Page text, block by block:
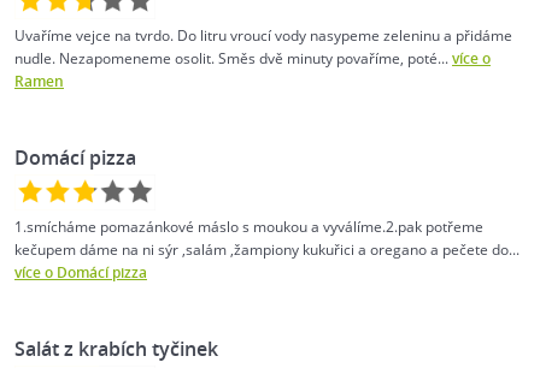
Uvaříme vejce na tvrdo. Do litru vroucí vody nasypeme zeleninu a přidáme
nudle. Nezapomeneme osolit. Směs dvě minuty povaříme, poté...více o
Ramen
Domácí pizza
1.smícháme pomazánkové máslo s moukou a vyválíme.2.pak potřeme
kečupem dáme na ni sýr ,salám ,žampiony kukuřici a oregano a pečete do...
více o Domácí pizza
Salát z krabích tyčinek